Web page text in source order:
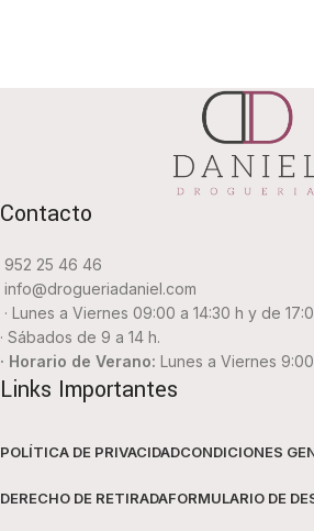
Contacto
952 25 46 46
info@drogueriadaniel.com
· Lunes a Viernes 09:00 a 14:30 h y de
· Sábados de 9 a 14 h.
· Horario de Verano: Lunes a Viernes
Links Importantes
POLÍTICA DE PRIVACIDADCONDICIONES
DERECHO DE RETIRADAFORMULARIO DE